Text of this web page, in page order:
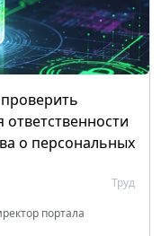
ответственности
о персональных
Труд
портала